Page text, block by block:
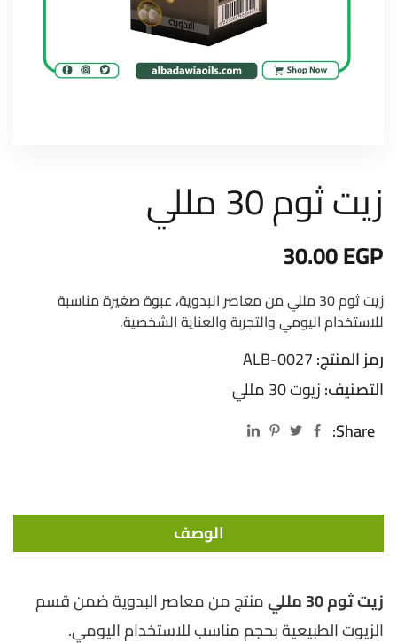
زيت ثوم 30 مللي
30.00EGP
زيت ثوم 30 مللي من معاصر البدوية، عبوة صغيرة مناسبة
للاستخدام اليومي والتجربة والعناية الشخصية.
رمز المنتج:ALB-0027
التصنيف:زيوت 30 مللي
Share:
الوصف
زيت ثوم 30 مللي
منتج من معاصر البدوية ضمن قسم
الزيوت الطبيعية بحجم مناسب للاستخدام اليومي.